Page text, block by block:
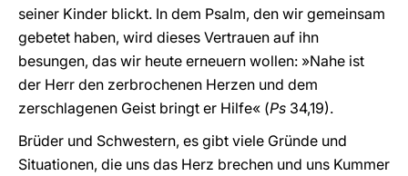
seiner Kinder blickt. In dem Psalm, den wir gemeinsam
gebetet haben, wird dieses Vertrauen auf ihn
besungen, das wir heute erneuern wollen: »Nahe ist
der Herr den zerbrochenen Herzen und dem
zerschlagenen Geist bringt er Hilfe« (Ps 34,19).
Brüder und Schwestern, es gibt viele Gründe und
Situationen, die uns das Herz brechen und uns Kummer